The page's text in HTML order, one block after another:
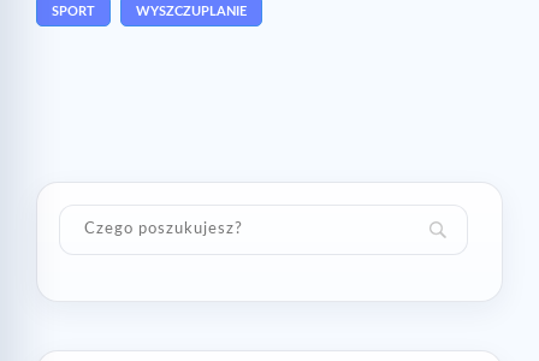
SPORT WYSZCZUPLANIE